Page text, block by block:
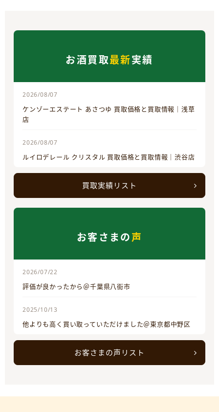
お酒買取最新実績
2026/08/07
ケンゾーエステート あさつゆ 買取価格と買取情報｜浅草
店
2026/08/07
ルイロデレール クリスタル 買取価格と買取情報｜渋谷店
買取実績リスト
お客さまの声
2026/07/22
評価が良かったから＠千葉県八街市
2025/10/13
他よりも高く買い取っていただけました＠東京都中野区
お客さまの声リスト